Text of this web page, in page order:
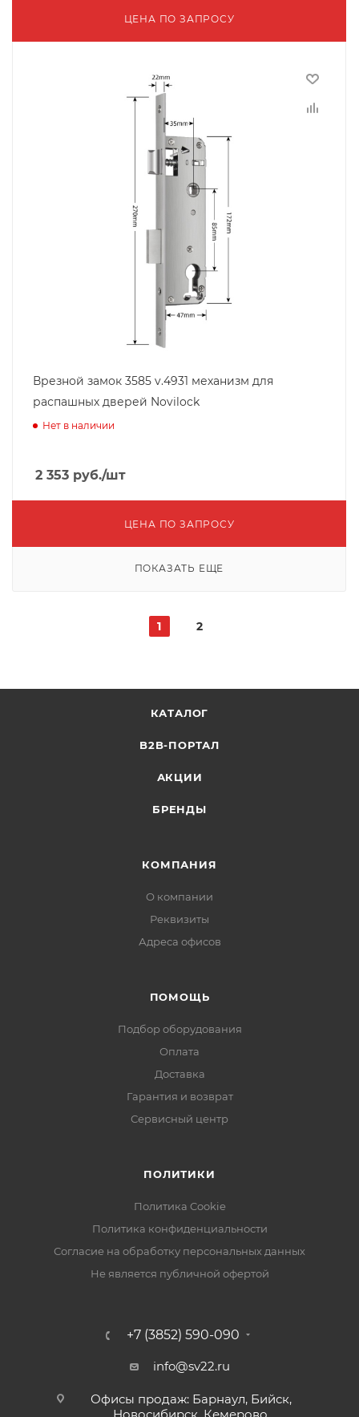
ЦЕНА ПО ЗАПРОСУ
Врезной замок 3585 v.4931 механизм для
распашных дверей Novilock
Нет в наличии
2 353 руб./шт
ЦЕНА ПО ЗАПРОСУ
ПОКАЗАТЬ ЕЩЕ
1 2
КАТАЛОГ
B2B-ПОРТАЛ
АКЦИИ
БРЕНДЫ
КОМПАНИЯ
О компании
Реквизиты
Адреса офисов
ПОМОЩЬ
Подбор оборудования
Оплата
Доставка
Гарантия и возврат
Сервисный центр
ПОЛИТИКИ
Политика Cookie
Политика конфиденциальности
Согласие на обработку персональных данных
Не является публичной офертой
+7 (3852) 590-090
info@sv22.ru
Офисы продаж: Барнаул, Бийск,